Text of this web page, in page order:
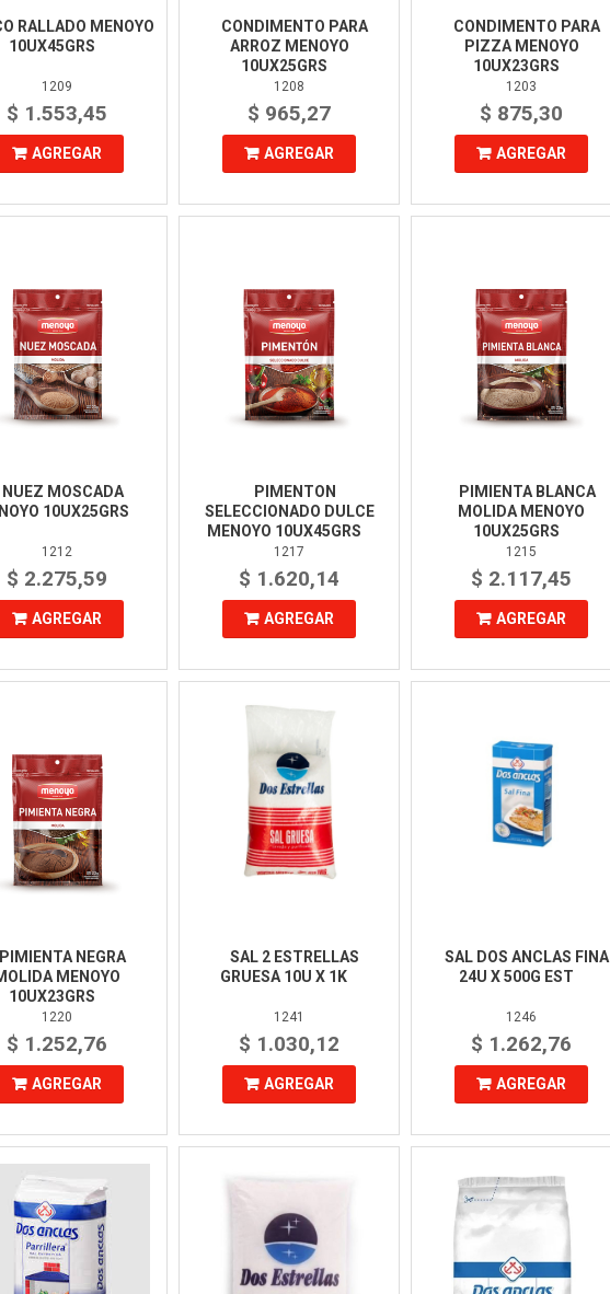
RALLADO MENOYO
10UX45GRS
1209
$ 1.553,45
AGREGAR
CONDIMENTO PARA
ARROZ MENOYO
10UX25GRS
1208
$ 965,27
AGREGAR
CONDIMENTO PARA
PIZZA MENOYO
10UX23GRS
1203
$ 875,30
AGREGAR
NUEZ MOSCADA
10UX25GRS
1212
$ 2.275,59
AGREGAR
PIMENTON
SELECCIONADO DULCE
MENOYO 10UX45GRS
1217
$ 1.620,14
AGREGAR
PIMIENTA BLANCA
MOLIDA MENOYO
10UX25GRS
1215
$ 2.117,45
AGREGAR
PIMIENTA NEGRA
MENOYO
10UX23GRS
1220
$ 1.252,76
AGREGAR
SAL 2 ESTRELLAS
GRUESA 10U X 1K
1241
$ 1.030,12
AGREGAR
SAL DOS ANCLAS FINA
24U X 500G EST
1246
$ 1.262,76
AGREGAR